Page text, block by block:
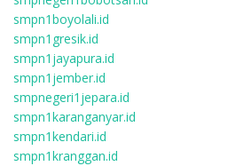
smpn1boyolali.id
smpn1gresik.id
smpn1jayapura.id
smpn1jember.id
smpnegeri1jepara.id
smpn1karanganyar.id
smpn1kendari.id
smpn1kranggan.id